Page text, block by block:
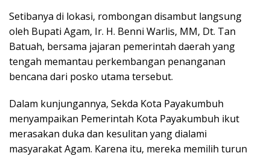
Setibanya di lokasi, rombongan disambut langsung
oleh Bupati Agam, Ir. H. Benni Warlis, MM, Dt. Tan
Batuah, bersama jajaran pemerintah daerah yang
tengah memantau perkembangan penanganan
bencana dari posko utama tersebut.
Dalam kunjungannya, Sekda Kota Payakumbuh
menyampaikan Pemerintah Kota Payakumbuh ikut
merasakan duka dan kesulitan yang dialami
masyarakat Agam. Karena itu, mereka memilih turun